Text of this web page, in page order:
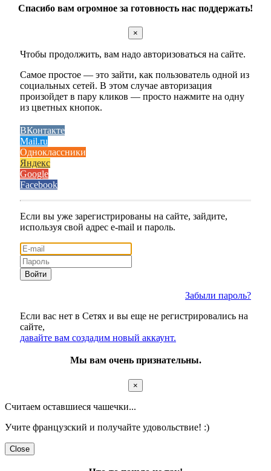
Спасибо вам огромное за готовность нас поддержать!
×
Чтобы продолжить, вам надо авторизоваться на сайте.
Самое простое — это зайти, как пользователь одной из
социальных сетей. В этом случае авторизация
произойдет в пару кликов — просто нажмите на одну
из цветных кнопок.
ВКонтакте
Mail.ru
Одноклассники
Яндекс
Google
Facebook
Если вы уже зарегистрированы на сайте, зайдите,
используя свой адрес e-mail и пароль.
Войти
Забыли пароль?
Если вас нет в Сетях и вы еще не регистрировались на
сайте,
давайте вам создадим новый аккаунт.
Мы вам очень признательны.
×
Считаем оставшиеся чашечки...
Учите французский и получайте удовольствие! :)
Close